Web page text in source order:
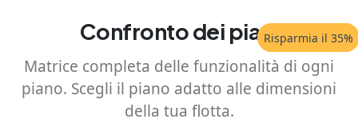
Confronto dei piani
Matrice completa delle funzionalità di ogni
piano. Scegli il piano adatto alle dimensioni
della tua flotta.
Risparmia il 30%
Risparmia il 35%